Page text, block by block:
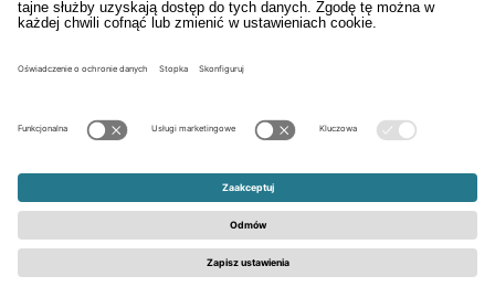
przedawnienia roszczeń z niej wynikających. Dane z
czas wynikający z przepisów prawa z zakresu
swoich danych oraz prawo ich sprostowania,
ograniczenia przetwarzania, usunięcia danych oraz
wyrażenia sprzeciwu.